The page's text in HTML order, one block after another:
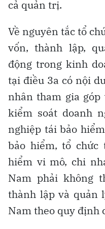
cả quản trị.
Về nguyên tắc tổ
vốn, thành lập,
động trong kinh
tại điều 3a có nội
nhân tham gia
kiểm soát doanh
nghiệp tái bảo
bảo hiểm, tổ chức
hiểm vi mô, chi
Nam phải không
thành lập và quản
Nam theo quy định